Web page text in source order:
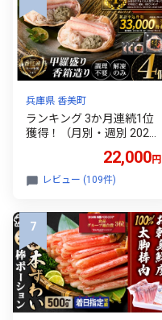
兵庫県 香美町
ランキング 3か月連続1位
獲得！（月別・週別 2026
盛り 香箱造り 約160g×4個
冷凍 【令和8年9月中旬以
噌 かにみそ 紅 ベニ ズワイ
ガニ べに ずわいがに 簡単
手軽 人気 おすすめ お取り
寄せ グルメ 贈答 ギフト ふ
るさと納税 返礼品 兵庫県
香美町 香住 丸近 KKH KRM
19-06
22,000円
レビュー (109件)